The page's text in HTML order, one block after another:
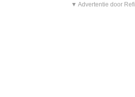
▼ Advertentie door